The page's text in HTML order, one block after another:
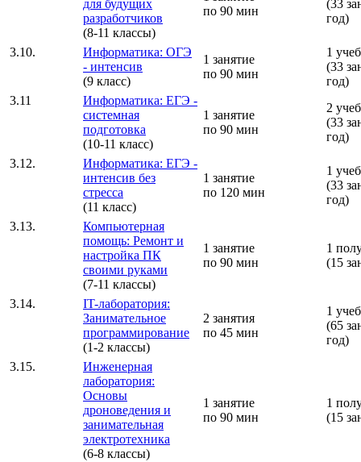
для будущих
разработчиков
(8-11 классы)
по 90 мин
(33
год)
3.10.
Информатика: ОГЭ
- интенсив
(9 класс)
1 занятие
по 90 мин
1
(33
год)
3.11
Информатика: ЕГЭ -
системная
подготовка
(10-11 класс)
1 занятие
по 90 мин
2
(33
год)
3.12.
Информатика: ЕГЭ -
интенсив без
стресса
(11 класс)
1 занятие
по 120 мин
1
(33
год)
3.13.
Компьютерная
помощь: Ремонт и
настройка ПК
своими руками
(7-11 классы)
1 занятие
по 90 мин
1
(15
3.14.
IT-лаборатория:
Занимательное
программирование
(1-2 классы)
2 занятия
по 45 мин
1
(65
год)
3.15.
Инженерная
лаборатория:
Основы
дроноведения и
занимательная
электротехника
(6-8 классы)
1 занятие
по 90 мин
1
(15